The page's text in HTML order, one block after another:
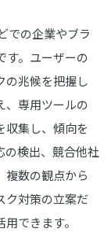
での企業やブラ
す。ユーザーの
の兆候を把握し
、専用ツールの
収集し、傾向を
の検出、競合他社
複数の観点から
ク対策の立案だ
できます。